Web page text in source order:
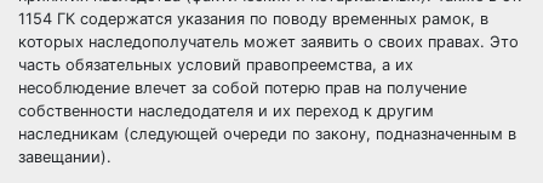
1154 ГК содержатся указания по поводу временных рамок, в
которых наследополучатель может заявить о своих правах. Это
часть обязательных условий правопреемства, а их
несоблюдение влечет за собой потерю прав на получение
собственности наследодателя и их переход к другим
наследникам (следующей очереди по закону, подназначенным в
завещании).